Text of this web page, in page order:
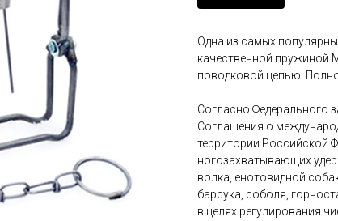
Одна из самых
качественной пружиной
поводковой цепью.
Согласно Федерального
Соглашения о
территории Российской
ногозахватывающих
волка, енотовидной
барсука, соболя,
в целях регулирования